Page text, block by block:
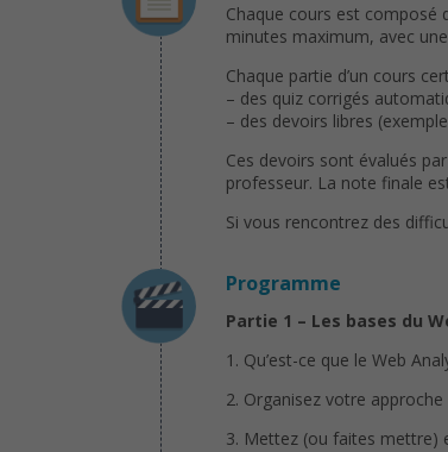
Chaque cours est composé
minutes maximum, avec
Chaque partie d’un cours
– des quiz corrigés
– des devoirs libres
Ces devoirs sont évalués
professeur. La note finale
Si vous rencontrez des
Programme
Partie 1 – Les bases du
1. Qu’est-ce que le Web
2. Organisez votre
3. Mettez (ou faites mettre)